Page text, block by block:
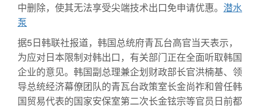
中删除，使其无法享受尖端技术出口免申请优惠。 潜水
泵
据5日韩联社报道，韩国总统府青瓦台高官当天表示，
为应对日本限制对韩出口，有关部门正在全面听取韩国
企业的意见。韩国副总理兼企划财政部长官洪楠基、领
导总统经济幕僚团队的青瓦台政策室长金尚祚和曾任韩
国贸易代表的国家安保室第二次长金铉宗等官员日前都